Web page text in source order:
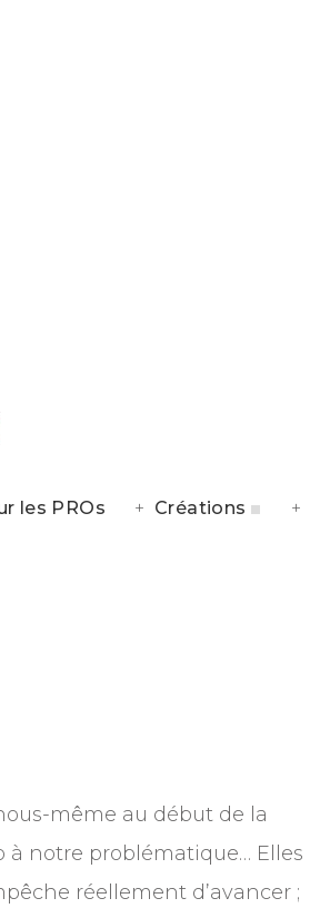
les PROs Créations
même au début de la
à notre problématique… Elles
réellement d’avancer ;